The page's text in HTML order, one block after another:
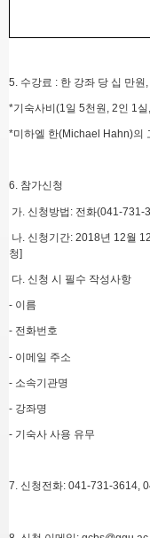
5. 수강료 : 한 강좌 당 십 만
*기숙사비(1일 5천원, 2인 1
*미하엘 한(Michael Hahn)의
6. 참가신청
가. 신청방법: 전화(041-
나. 신청기간: 2018년 12월
청]
다. 신청 시 필수 작성사항
- 이름
- 전화번호
- 이메일 주소
- 소속기관명
- 강좌명
- 기숙사 사용 유무
7. 신청전화: 041-731-3614,